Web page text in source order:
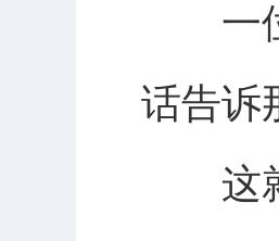
一位
话告诉
这就